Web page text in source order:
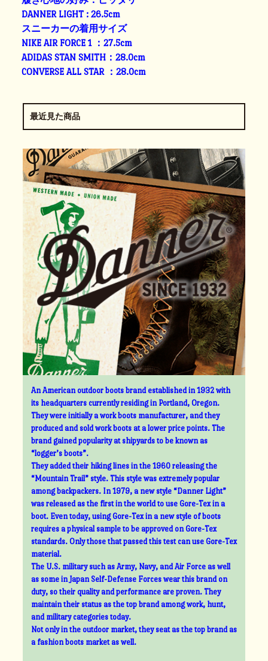
DANNER LIGHT : 26.5cm
スニーカーの着用サイズ
NIKE AIR FORCE 1 ：27.5cm
ADIDAS STAN SMITH：28.0cm
CONVERSE ALL STAR ：28.0cm
最近見た商品
An American outdoor boots brand established in 1932 with
its headquarters currently residing in Portland, Oregon.
They were initially a work boots manufacturer, and they
produced and sold work boots at a lower price points. The
brand gained popularity at shipyards to be known as
“logger’s boots”.
They added their hiking lines in the 1960 releasing the
“Mountain Trail” style. This style was extremely popular
among backpackers. In 1979, a new style “Danner Light”
was released as the first in the world to use Gore-Tex in a
boot. Even today, using Gore-Tex in a new style of boots
requires a physical sample to be approved on Gore-Tex
standards. Only those that passed this test can use Gore-Tex
material.
The U.S. military such as Army, Navy, and Air Force as well
as some in Japan Self-Defense Forces wear this brand on
duty, so their quality and performance are proven. They
maintain their status as the top brand among work, hunt,
and military categories today.
Not only in the outdoor market, they seat as the top brand as
a fashion boots market as well.